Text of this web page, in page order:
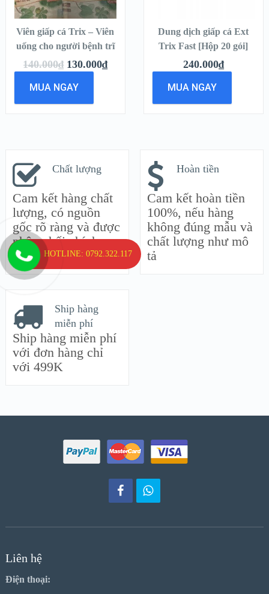
GIỎ HÀNG
Viên giấp cá Trix – Viên
uống cho người bệnh trĩ
140.000₫ 130.000₫
MUA NGAY
Dung dịch giấp cá Ext
Trix Fast [Hộp 20 gói]
240.000₫
MUA NGAY
Chất lượng
Cam kết hàng chất
lượng, có nguồn
gốc rõ ràng và được
phân phối chính
hãng
Hoàn tiền
Cam kết hoàn tiền
100%, nếu hàng
không đúng mẫu và
chất lượng như mô
tả
Ship hàng
miễn phí
Ship hàng miễn phí
với đơn hàng chỉ
với 499K
Liên hệ
Điện thoại:
HOTLINE: 0792.322.117